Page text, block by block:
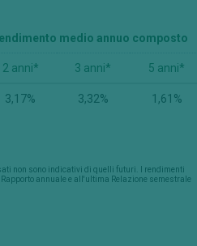
medio annuo composto
2 anni* 3 anni* 5 anni*
3,17% 3,32% 1,61%
non sono indicativi di quelli futuri. I rendimenti
annuale e all'ultima Relazione semestrale